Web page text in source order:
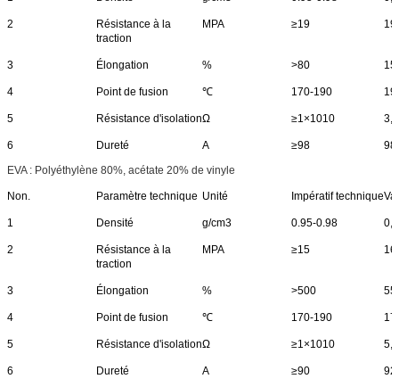
2
Résistance à la
traction
MPA ≥19 19
3 Élongation % >80
4 Point de fusion ℃ 170-190
5 Résistance d'isolationΩ ≥1×1010
6 Dureté A ≥98
98
EVA : Polyéthylène 80%, acétate 20% de vinyle
Non. Paramètre technique Unité Impératif technique
1 Densité g/cm3 0.95-0.98
2
Résistance à la
traction
MPA ≥15 16
3 Élongation % >500
4 Point de fusion ℃ 170-190
5 Résistance d'isolationΩ ≥1×1010
6 Dureté A ≥90
92